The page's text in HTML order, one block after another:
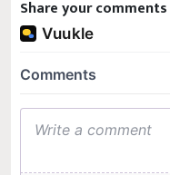
Share your comments